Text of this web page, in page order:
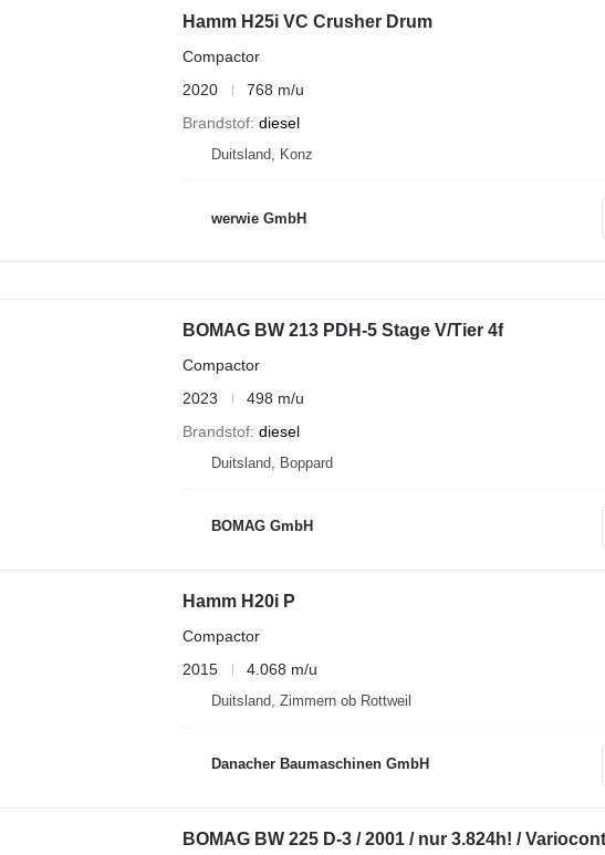
Hamm H25i VC Crusher Drum
Compactor
2020
768 m/u
Brandstof diesel
Duitsland, Konz
werwie GmbH
BOMAG BW 213 PDH-5 Stage V/Tier 4f
Compactor
2023
498 m/u
Brandstof diesel
Duitsland, Boppard
BOMAG GmbH
Hamm H20i P
Compactor
2015
4.068 m/u
Duitsland, Zimmern ob Rottweil
Danacher Baumaschinen GmbH
BOMAG BW 225 D-3 / 2001 / nur 3.824h! /